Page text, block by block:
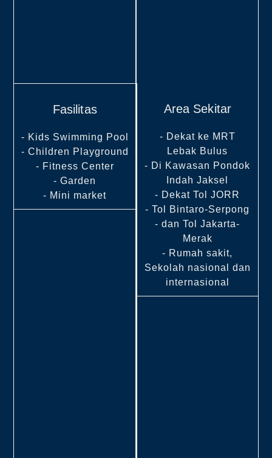
Fasilitas
- Kids Swimming Pool
- Children Playground
- Fitness Center
- Garden
- Mini market
Area Sekitar
- Dekat ke MRT
Lebak Bulus
- Di Kawasan Pondok
Indah Jaksel
- Dekat Tol JORR
- Tol Bintaro-Serpong
- dan Tol Jakarta-
Merak
- Rumah sakit,
Sekolah nasional dan
internasional